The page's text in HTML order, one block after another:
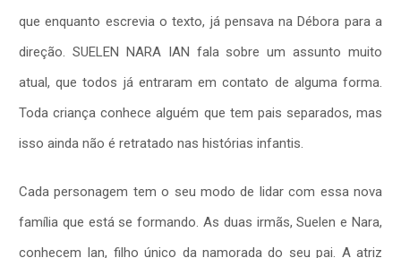
que enquanto escrevia o texto, já pensava na Débora para a
direção. SUELEN NARA IAN fala sobre um assunto muito
atual, que todos já entraram em contato de alguma forma.
Toda criança conhece alguém que tem pais separados, mas
isso ainda não é retratado nas histórias infantis.
Cada personagem tem o seu modo de lidar com essa nova
família que está se formando. As duas irmãs, Suelen e Nara,
conhecem Ian, filho único da namorada do seu pai. A atriz